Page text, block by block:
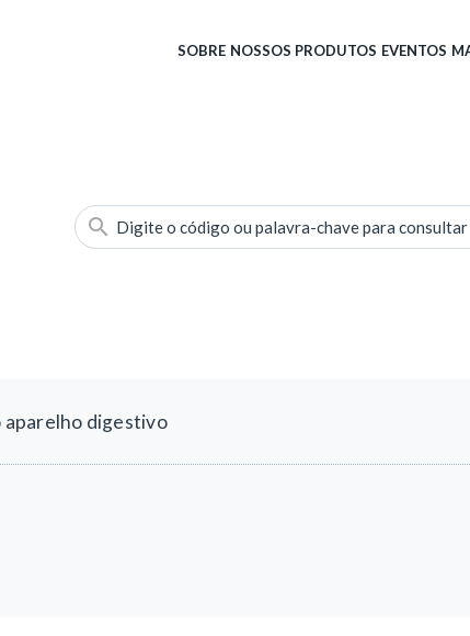
SOBRE NOSSOS PRODUTOS EVENTOS
Digite o código ou palavra-chave para consultar
aparelho digestivo